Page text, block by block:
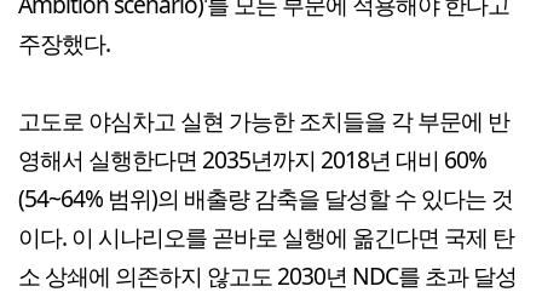
주장했다.
고도로 야심차고 실현 가능한 조치들을 각 부문에 반
영해서 실행한다면 2035년까지 2018년 대비 60%
(54~64% 범위)의 배출량 감축을 달성할 수 있다는 것
이다. 이 시나리오를 곧바로 실행에 옮긴다면 국제 탄
소 상쇄에 의존하지 않고도 2030년 NDC를 초과 달성